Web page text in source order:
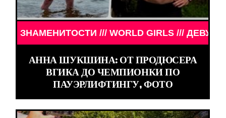
/// WORLD GIRLS /// ДЕВУШКИ
АННА ШУКШИНА: ОТ ПРОДЮСЕРА
ВГИКА ДО ЧЕМПИОНКИ ПО
ПАУЭРЛИФТИНГУ, ФОТО